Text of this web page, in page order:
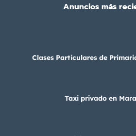
Anuncios más
Clases Particulares de
Taxi privado en